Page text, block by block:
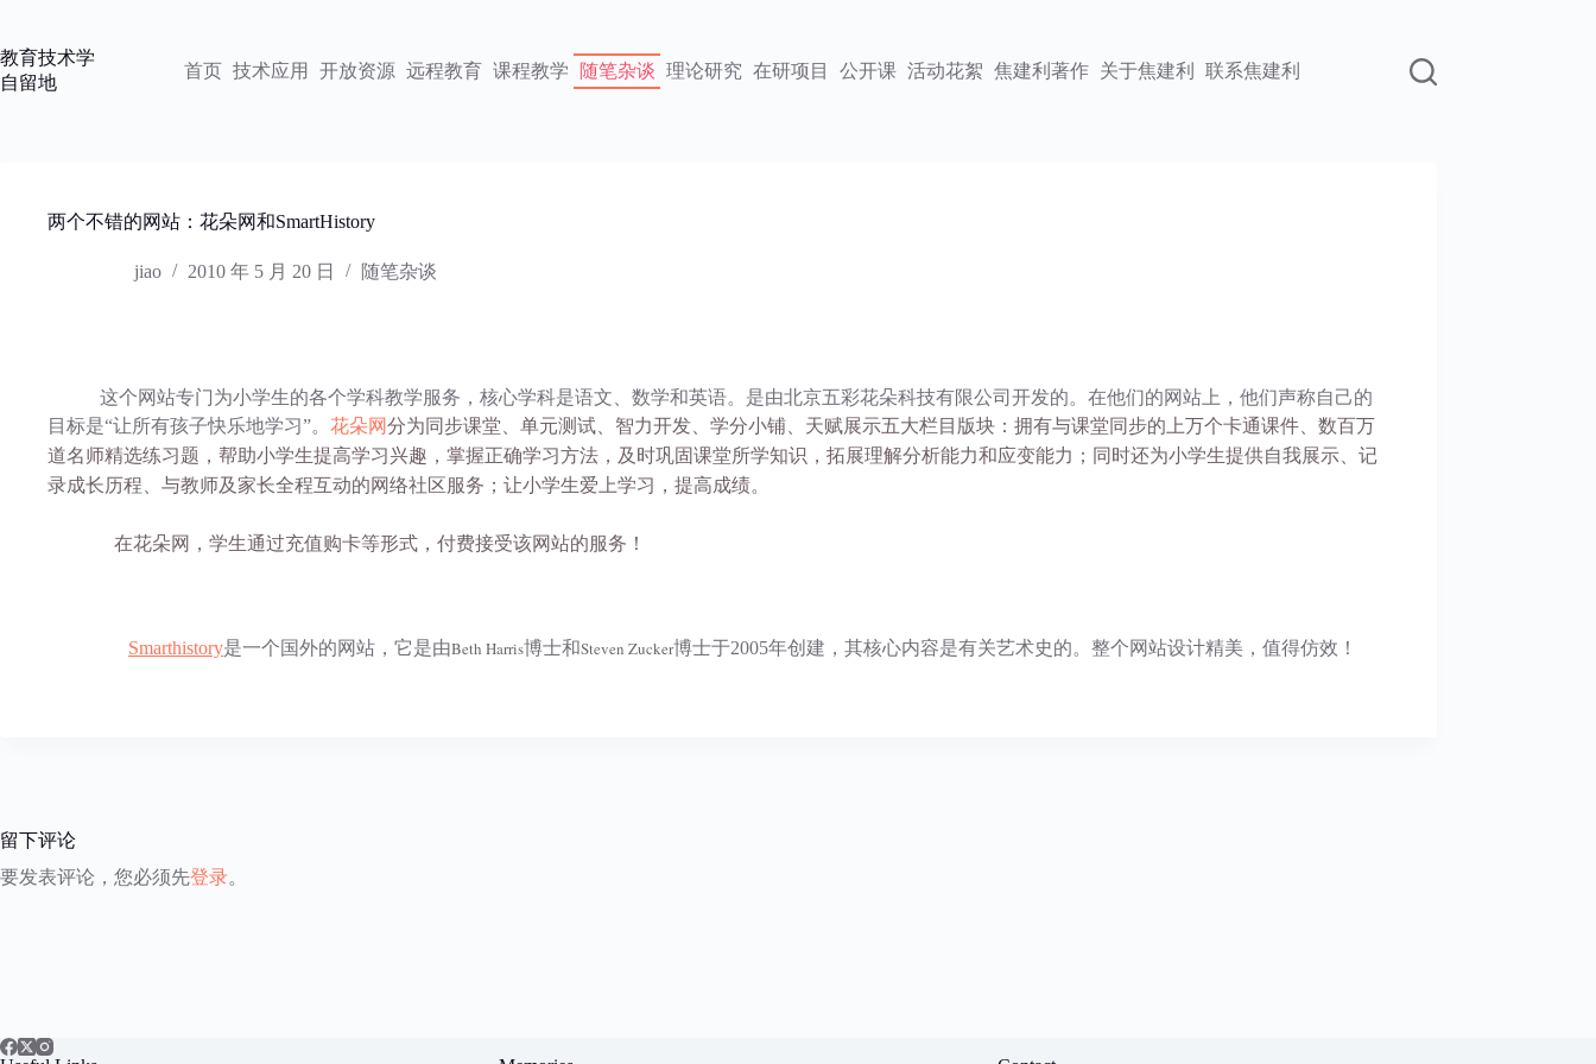
内
容
教育技术学
自留地
首页 技术应用 开放资源 远程教育 课程教学 随笔杂谈 理论研究 在研项目 公开课 活动花絮 焦建利著作 关于焦建利 联系焦建利
两个不错的网站：花朵网和SmartHistory
jiao 2010 年 5 月 20 日 随笔杂谈
这个网站专门为小学生的各个学科教学服务，核心学科是语文、数学和英语。是由北京五彩花朵科技有限公司开发的。在他们的网站上，他们声称自己的
目标是“让所有孩子快乐地学习”。 花朵网分为同步课堂、单元测试、智力开发、学分小铺、天赋展示五大栏目版块：拥有与课堂同步的上万个卡通课件、数百万
道名师精选练习题，帮助小学生提高学习兴趣，掌握正确学习方法，及时巩固课堂所学知识，拓展理解分析能力和应变能力；同时还为小学生提供自我展示、记
录成长历程、与教师及家长全程互动的网络社区服务；让小学生爱上学习，提高成绩。
在花朵网，学生通过充值购卡等形式，付费接受该网站的服务！
Smarthistory是一个国外的网站，它是由Beth Harris博士和Steven Zucker博士于2005年创建，其核心内容是有关艺术史的。整个网站设计精美，值得仿效！
留下评论
要发表评论，您必须先登录。